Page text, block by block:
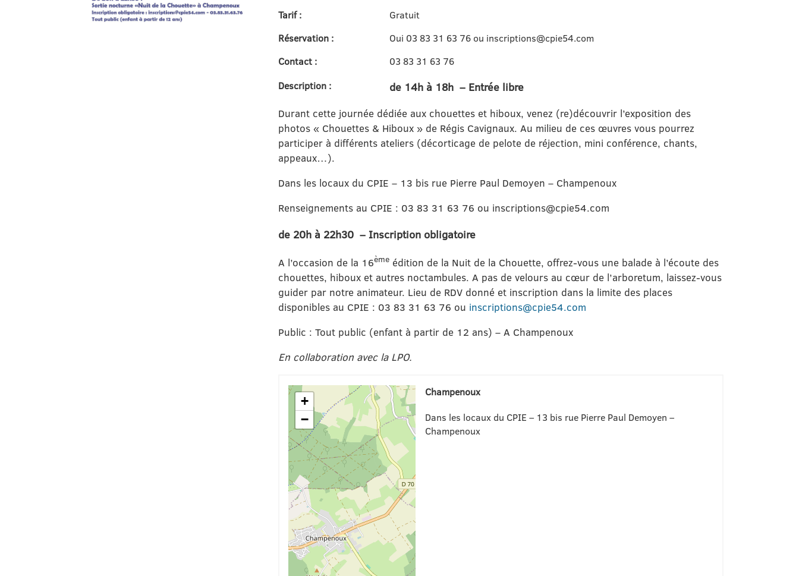
Tarif :
Gratuit
Réservation :
Oui 03 83 31 63 76 ou inscriptions@cpie54.com
Contact :
03 83 31 63 76
Description :
de 14h à 18h – Entrée libre
Durant cette journée dédiée aux chouettes et hiboux, venez (re)découvrir l’exposition des
photos « Chouettes & Hiboux » de Régis Cavignaux. Au milieu de ces œuvres vous pourrez
participer à différents ateliers (décorticage de pelote de réjection, mini conférence, chants,
appeaux…).
Dans les locaux du CPIE – 13 bis rue Pierre Paul Demoyen – Champenoux
Renseignements au CPIE : 03 83 31 63 76 ou inscriptions@cpie54.com
de 20h à 22h30 – Inscription obligatoire
A l’occasion de la 16èmeédition de la Nuit de la Chouette, offrez-vous une balade à l’écoute des
chouettes, hiboux et autres noctambules. A pas de velours au cœur de l’arboretum, laissez-vous
guider par notre animateur. Lieu de RDV donné et inscription dans la limite des places
disponibles au CPIE : 03 83 31 63 76 ou inscriptions@cpie54.com
Public : Tout public (enfant à partir de 12 ans) – A Champenoux
En collaboration avec la LPO.
+
−
Champenoux
Dans les locaux du CPIE – 13 bis rue Pierre Paul Demoyen –
Champenoux